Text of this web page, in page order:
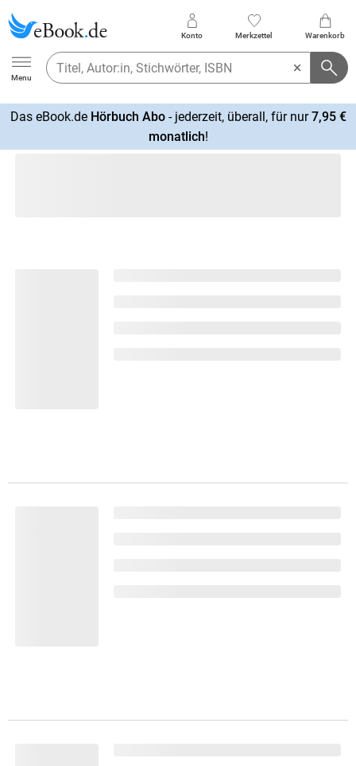
Ebook.de
Menu
Konto Merkzettel Warenkorb
Das eBook.de Hörbuch Abo- jederzeit, überall, für nur7,95 €
monatlich!